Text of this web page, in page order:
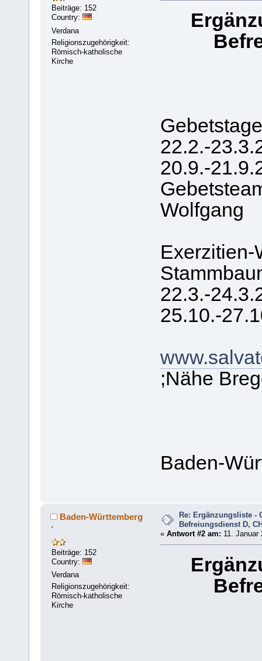
Beiträge: 152
Country:
Verdana
Religionszugehörigkeit:
Römisch-katholische
Kirche
22.2.-
20.9.-
Wolfgang
Exerzitien-
22.3.-
25.10.-
;Nähe
Baden-
Baden-Württemberg
'
Beiträge: 152
Country:
Verdana
Religionszugehörigkeit:
Römisch-katholische
Kirche
Re: Ergänzungsliste -
Befreiungsdienst D,
« Antwort #2 am: 11. Januar